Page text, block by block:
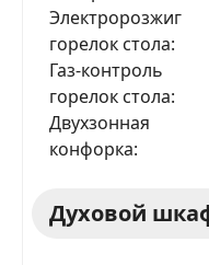
Электророзжиг
горелок стола
Газ-контроль
горелок стола
Двухзонная
конфорка
Духовой